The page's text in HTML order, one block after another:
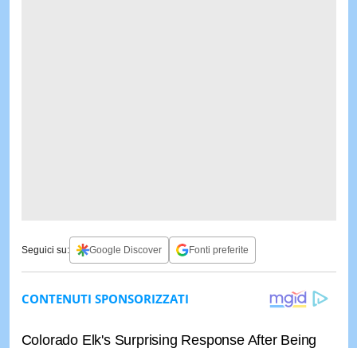
Seguici su: Google Discover Fonti preferite